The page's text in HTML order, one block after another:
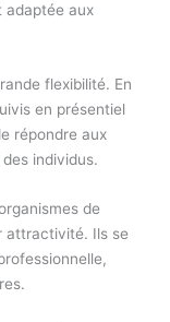
adaptée aux
flexibilité. En
en présentiel
répondre aux
individus.
de
attractivité. Ils se